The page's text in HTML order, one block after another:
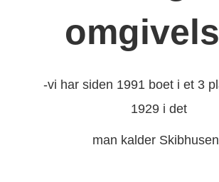
-vi har siden 1991 boet i et 3
1929 i det
man kalder